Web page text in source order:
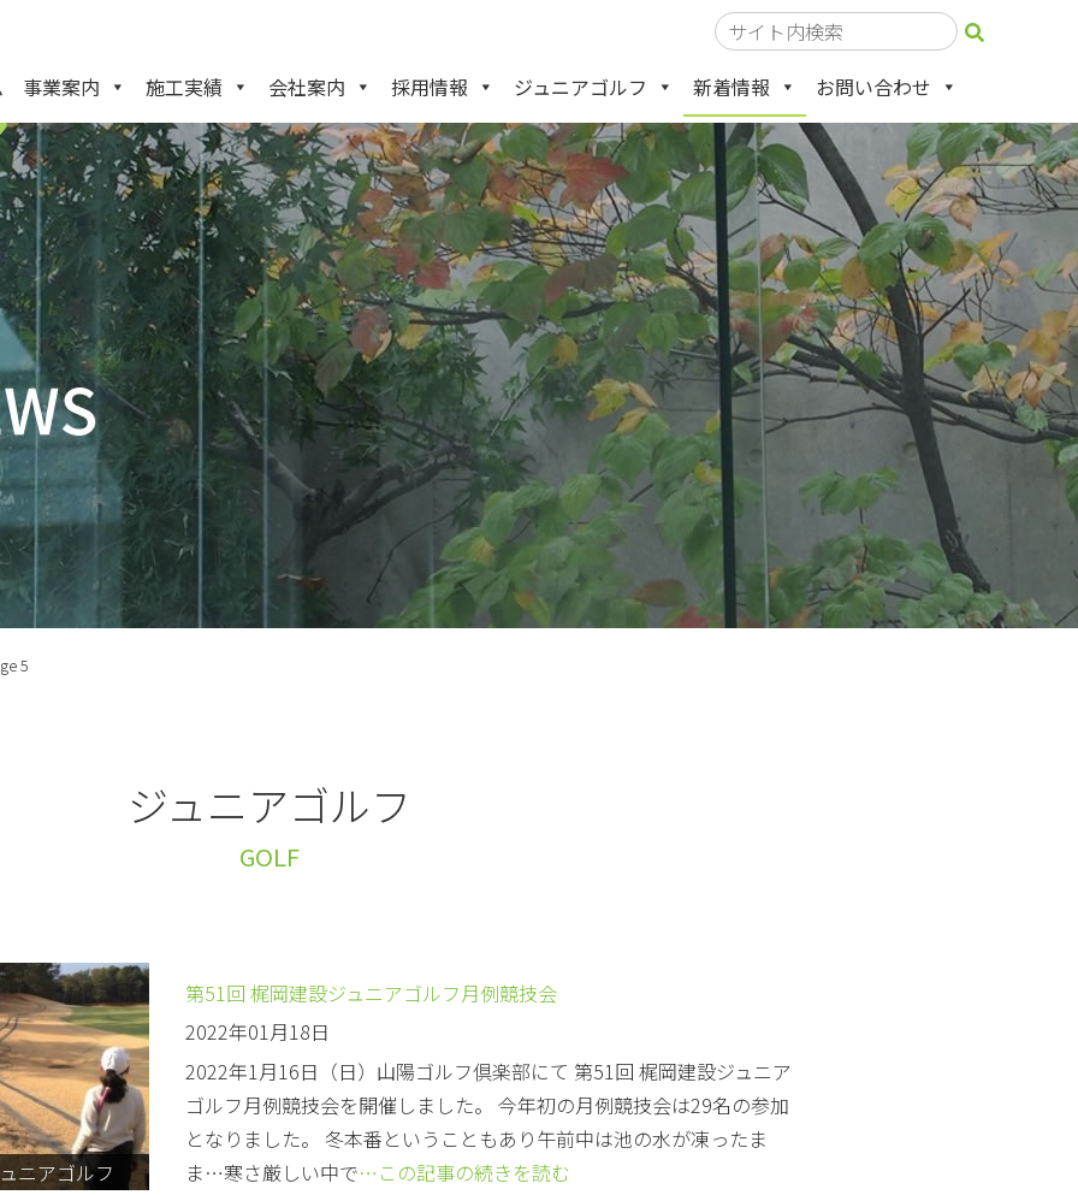
事業案内 施工実績 会社案内 採用情報 ジュニアゴルフ 新着情報 お問い合わせ
5
ジュニアゴルフ
GOLF
ニアゴルフ
第51回 梶岡建設ジュニアゴルフ月例競技会
2022年01月18日
2022年1月16日（日）山陽ゴルフ倶楽部にて 第51回 梶岡建設ジュニア
ゴルフ月例競技会を開催しました。 今年初の月例競技会は29名の参加
となりました。 冬本番ということもあり午前中は池の水が凍ったま
ま…寒さ厳しい中で…この記事の続きを読む